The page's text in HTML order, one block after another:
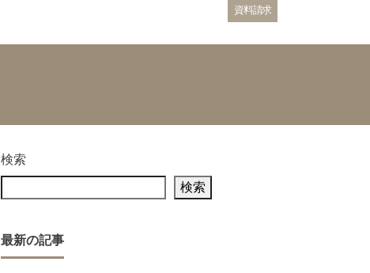
資料請求
検索
検索
最新の記事